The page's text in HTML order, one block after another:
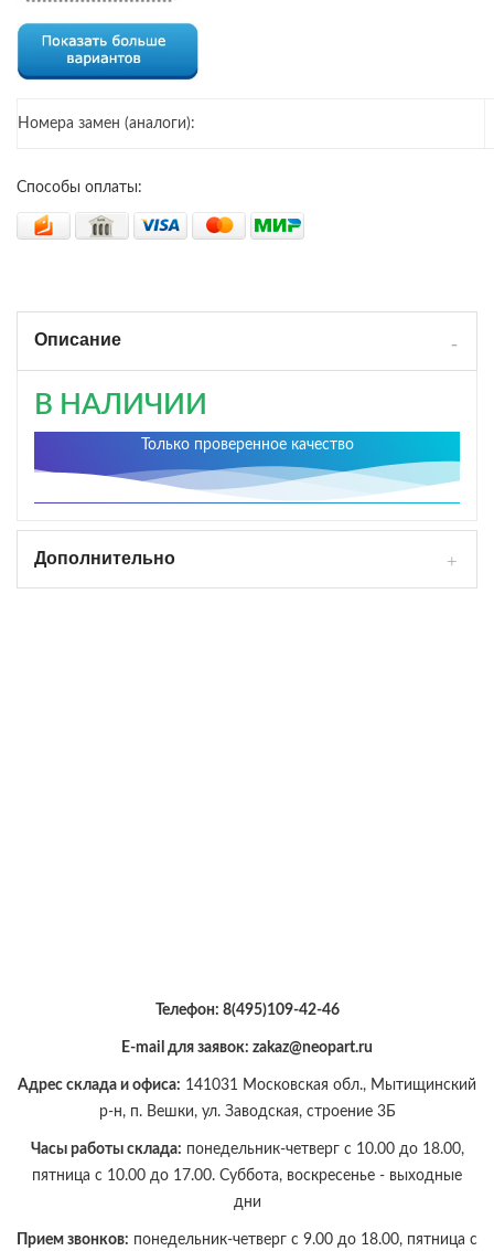
Номера замен (аналоги):
Способы оплаты:
Описание
В НАЛИЧИИ
Только проверенное качество
Дополнительно
Телефон: 8(495)109-42-46
E-mail для заявок: zakaz@neopart.ru
Адрес склада и офиса: 141031 Московская обл., Мытищинский
р-н, п. Вешки, ул. Заводская, строение 3Б
Часы работы склада: понедельник-четверг с 10.00 до 18.00,
пятница с 10.00 до 17.00. Суббота, воскресенье - выходные
дни
Прием звонков: понедельник-четверг с 9.00 до 18.00, пятница с